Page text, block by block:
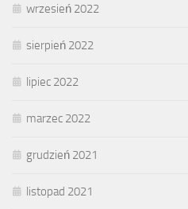
wrzesień 2022
sierpień 2022
lipiec 2022
marzec 2022
grudzień 2021
listopad 2021